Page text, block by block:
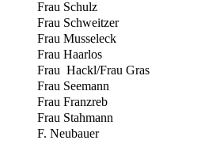
Frau Schulz
Frau Schweitzer
Frau Musseleck
Frau Haarlos
Frau Hackl/Frau Gras
Frau Seemann
Frau Franzreb
Frau Stahmann
F. Neubauer